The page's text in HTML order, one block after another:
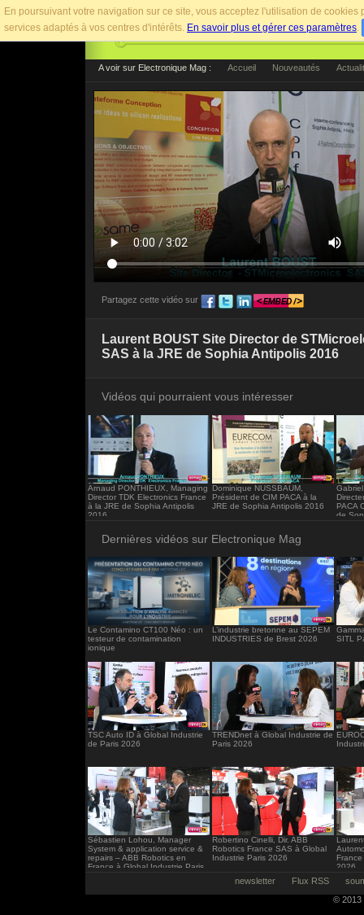
En poursuivant votre navigation sur ce site, vous acceptez l'utilisation de
services adaptés à vos centres d'intérêts. En savoir plus et gérer ces paramètres.
A voir sur Electronique Mag : Accueil Nouveautés
Partagez cette vidéo sur
Pour afficher cette vidéo sur votre site web,
Laurent BOUST Site Director de
SAS à la JRE de Sophia Antipolis 2016
Vidéos qui pourraient vous intéresser
Arnaud PONTHIEUX, Managing
Director TDK Electronics France
à la JRE de Sophia Antipolis
2016
Dominique NUSSBAUM,
Président de CIM PACA à la
JRE de Sophia Antipolis 2016
PACA
de
Dernières vidéos sur Electronique Mag
Le Contamino CT100 Néo : un
testeur de contamination
ionique
L’industrie bretonne au SEPEM
INDUSTRIES de Brest 2026
SITL
TSC Auto ID à Global Industrie
de Paris 2026
TRENDnet à Global Industrie de
Paris 2026
Sébastien Lohou, Manager
System & application service &
repairs – ABB Robotics en
France à Global Industrie Paris
Robertino Cinelli, Dir. ABB
Robotics France SAS à Global
Industrie Paris 2026
2026
newsletter Flux RSS
© 2013